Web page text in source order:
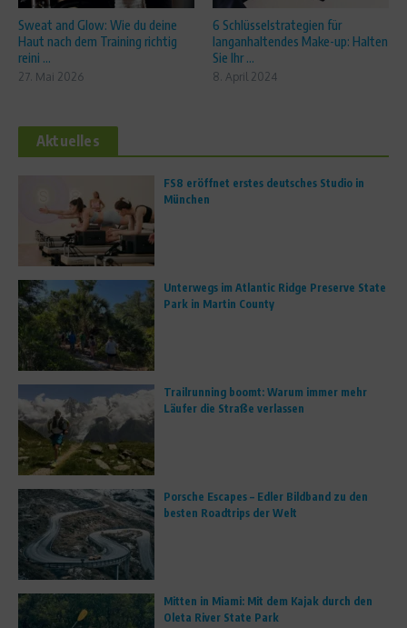
Sweat and Glow: Wie du deine
Haut nach dem Training richtig
reini ...
27. Mai 2026
6 Schlüsselstrategien für
langanhaltendes Make-up: Halten
Sie Ihr ...
8. April 2024
Aktuelles
FS8 eröffnet erstes deutsches Studio in
München
Unterwegs im Atlantic Ridge Preserve State
Park in Martin County
Trailrunning boomt: Warum immer mehr
Läufer die Straße verlassen
Porsche Escapes – Edler Bildband zu den
besten Roadtrips der Welt
Mitten in Miami: Mit dem Kajak durch den
Oleta River State Park